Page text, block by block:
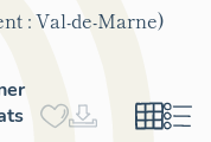
: Val-de-Marne)